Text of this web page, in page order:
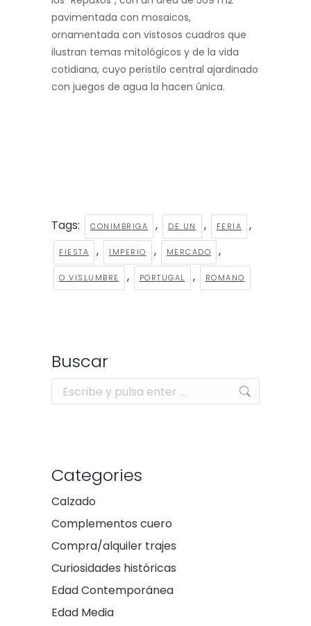
pavimentada con mosaicos,
ornamentada con vistosos cuadros que
ilustran temas mitológicos y de la vida
cotidiana, cuyo peristilo central ajardinado
con juegos de agua la hacen única.
Tags: CONIMBRIGA , DE UN , FERIA ,
FIESTA , IMPERIO , MERCADO ,
O VISLUMBRE , PORTUGAL , ROMANO
Buscar
Buscar:
Categories
Calzado
Complementos cuero
Compra/alquiler trajes
Curiosidades históricas
Edad Contemporánea
Edad Media